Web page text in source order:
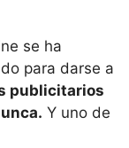
se ha
para darse a
publicitarios
Y uno de